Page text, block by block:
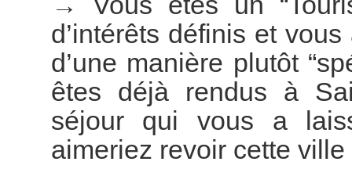
d’intérêts définis et
d’une manière plutôt
êtes déjà rendus à
séjour qui vous a
aimeriez revoir cette